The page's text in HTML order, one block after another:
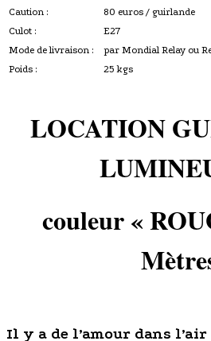
Caution :
80 euros / guirlande
Culot :
E27
Mode de livraison :
par Mondial Relay ou
Poids :
25 kgs
LOCATION
couleur«
Il y a de l’amour dans l’air